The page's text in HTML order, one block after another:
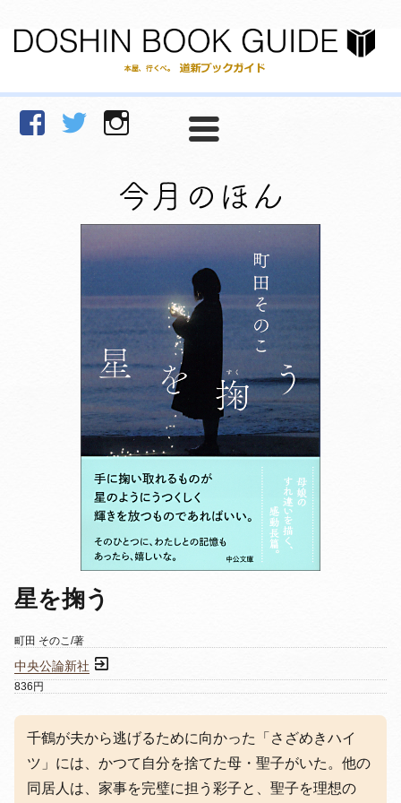
facebookTwitter Instagram
星を掬う
町田 そのこ/著
中央公論新社
836円
千鶴が夫から逃げるために向かった「さざめきハイ
ツ」には、かつて自分を捨てた母・聖子がいた。他の
同居人は、家事を完璧に担う彩子と、聖子を理想の